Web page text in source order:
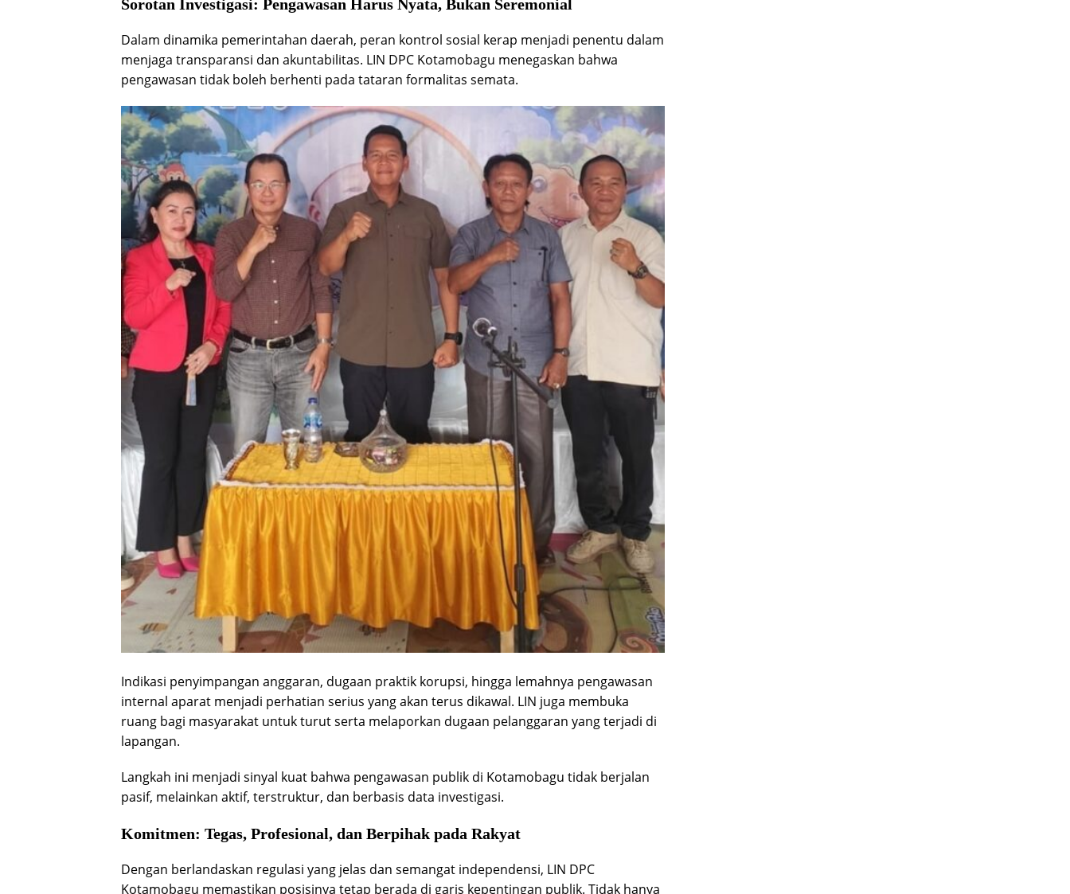
Sorotan Investigasi: Pengawasan Harus Nyata, Bukan Seremonial
Dalam dinamika pemerintahan daerah, peran kontrol sosial kerap menjadi penentu dalam
menjaga transparansi dan akuntabilitas. LIN DPC Kotamobagu menegaskan bahwa
pengawasan tidak boleh berhenti pada tataran formalitas semata.
Indikasi penyimpangan anggaran, dugaan praktik korupsi, hingga lemahnya pengawasan
internal aparat menjadi perhatian serius yang akan terus dikawal. LIN juga membuka
ruang bagi masyarakat untuk turut serta melaporkan dugaan pelanggaran yang terjadi di
lapangan.
Langkah ini menjadi sinyal kuat bahwa pengawasan publik di Kotamobagu tidak berjalan
pasif, melainkan aktif, terstruktur, dan berbasis data investigasi.
Komitmen: Tegas, Profesional, dan Berpihak pada Rakyat
Dengan berlandaskan regulasi yang jelas dan semangat independensi, LIN DPC
Kotamobagu memastikan posisinya tetap berada di garis kepentingan publik. Tidak hanya